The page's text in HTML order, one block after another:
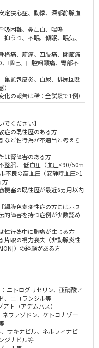
定狭心症、動悸、深部静脈血
吸困難、鼻出血、喘鳴
抑うつ、不眠、傾眠、眠気、
格痛、筋痛、四肢痛、関節痛
、嘔吐、口腔咽頭痛、胃部不
亀頭包皮炎、血尿、排尿回数
化の報告は稀：全試験で1例）
でください】
症の既往歴のある方
など性行為が不適当と考えら
は腎障害のある方
整脈、 低⾎圧（⾎圧<90/50m
不良の⾼⾎圧（安静時⾎圧>1
方
梗塞の既往歴が最近6ヵ月以内
網膜色素変性症の方にはホス
的障害を持つ症例が少数認め
性行為中に胸痛が生じる方
片眼の視力喪失（非動脈炎性
）の経験がある方
ニトログリセリン、亜硝酸ア
、ニコランジル等
アト（アデムパス）
ネファゾドン、ケトコナゾー
、サキナビル、ネルフィナビ
ジナビル等